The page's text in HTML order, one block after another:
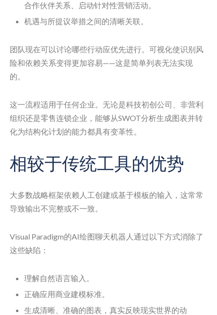
合作伙伴关系、启动针对性营销活动。
机遇与所提议举措之间的清晰关联。
团队现在可以讨论哪些行动应优先进行。可视化使识别风
险和依赖关系变得更加容易——这是简单列表无法实现
的。
这一流程适用于任何企业。无论是科技初创公司、非营利
组织还是零售连锁企业，能够从SWOT分析生成图表并转
化为结构化计划的能力都具有变革性。
相较于传统工具的优势
大多数战略框架依赖人工创建或基于模板的输入，这常常
导致输出不完整或不一致。
Visual Paradigm的AI绘图聊天机器人通过以下方式消除了
这些缺陷：
理解自然语言输入。
正确应用商业建模标准。
生成清晰、准确的图表，真实反映现实世界的动